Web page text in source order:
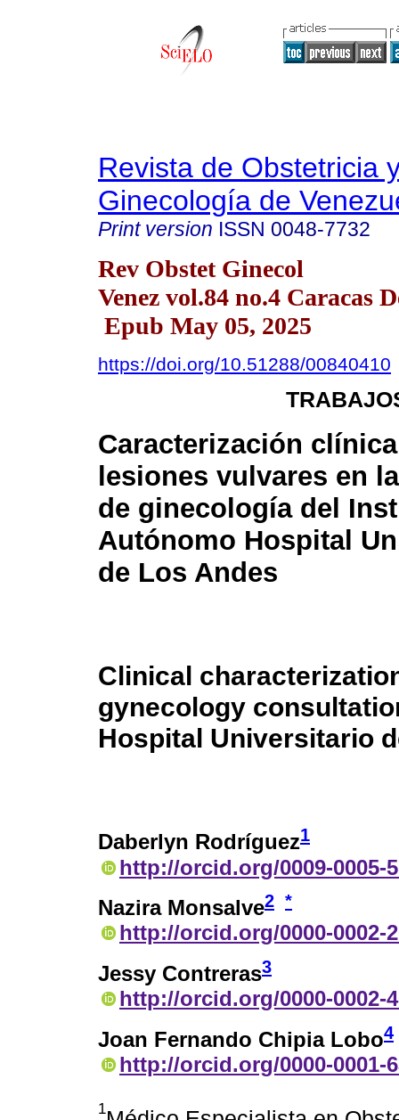
Revista de Obstetricia
Ginecología de
Print version ISSN 0048-7732
Rev Obstet Ginecol
Venez vol.84 no.4 Caracas
Epub May 05, 2025
https://doi.org/10.51288/00840410
Caracterización
lesiones vulvares en
de ginecología del
Autónomo Hospital
de Los Andes
Clinical
gynecology
Hospital Universitario
Daberlyn Rodríguez1
http://orcid.org/0009-0005-
Nazira Monsalve2 *
http://orcid.org/0000-0002-
Jessy Contreras3
http://orcid.org/0000-0002-
Joan Fernando Chipia Lobo4
http://orcid.org/0000-0001-
1